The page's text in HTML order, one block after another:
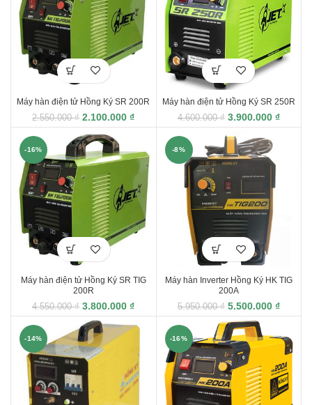
Máy hàn điện tử Hồng Ký SR 200R
2.550.000₫ 2.100.000 ₫
Máy hàn điện tử Hồng Ký SR 250R
4.600.000₫ 3.900.000 ₫
-16%
Máy hàn điện tử Hồng Ký SR TIG
200R
4.550.000₫ 3.800.000 ₫
-8%
Máy hàn Inverter Hồng Ký HK TIG
200A
5.950.000₫ 5.500.000 ₫
-14% -16%